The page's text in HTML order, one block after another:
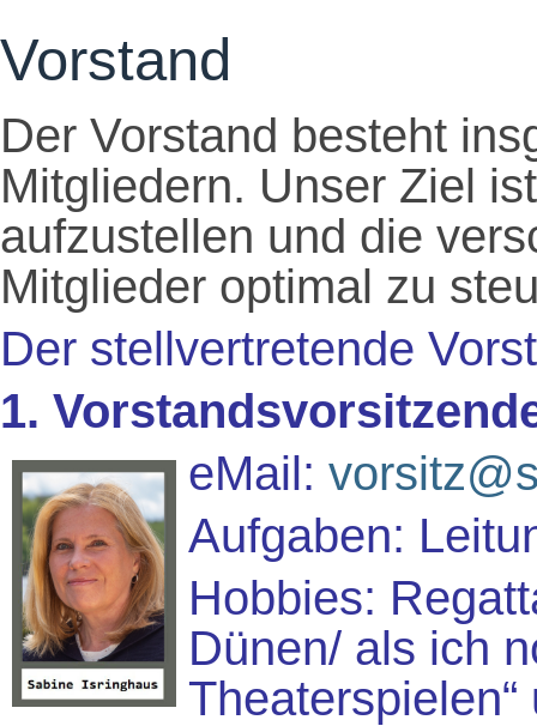
Vorstand
Der Vorstand besteht
Mitgliedern. Unser Ziel
aufzustellen und die
Mitglieder optimal zu
Der stellvertretende
1.
eMail:
Aufgaben:
Hobbies:
Dünen/ als ich